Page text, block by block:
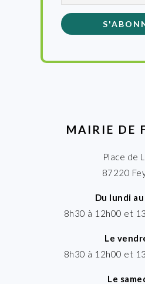
MAIRIE DE
Place de
87220
Du lundi
8h30 à 12h00 et
Le
8h30 à 12h00 et
Le